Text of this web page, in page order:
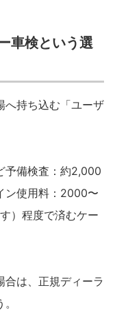
車検という選
へ持ち込む「ユーザ
予備検査：約2,000
ン使用料：2000〜
）程度で済むケー
合は、正規ディーラ